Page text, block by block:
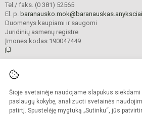
Šioje svetainėje naudojame slapukus
paslaugų kokybę, analizuoti svetainės
patirtį. Spustelėję mygtuką „Sutinku“, jūs
Tel./ faks. (0 381) 52565
El. p.
Duomenys kaupiami ir saugomi
Juridinių asmenų registre
Įmonės kodas 190047449
Kopijuoti turinį be raštiško mokyklos
draudžiama.